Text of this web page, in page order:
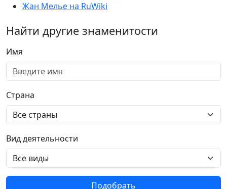
Жан Мелье на RuWiki
Найти другие знаменитости
Имя
Страна
Вид деятельности
Подобрать